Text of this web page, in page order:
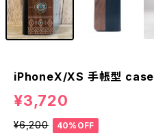
iPhoneX/XS 手帳型 case
¥3,720
¥6,200
40%OFF